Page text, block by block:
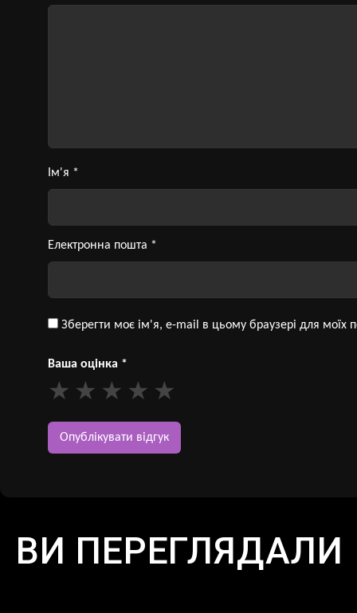
Ім'я *
Електронна пошта *
Зберегти моє ім'я, e-mail в цьому браузері для моїх
Ваша оцінка *
ВИ ПЕРЕГЛЯДАЛИ